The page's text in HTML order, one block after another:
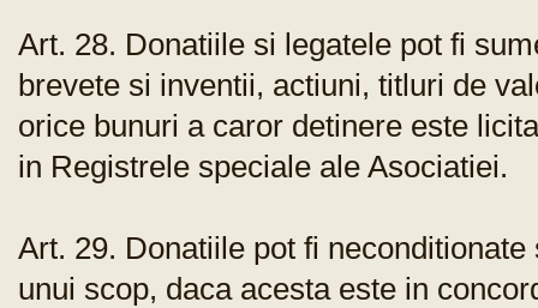
Art. 28. Donatiile si legatele pot fi
brevete si inventii, actiuni, titluri de
orice bunuri a caror detinere este
in Registrele speciale ale Asociatiei.
Art. 29. Donatiile pot fi
unui scop, daca acesta este in